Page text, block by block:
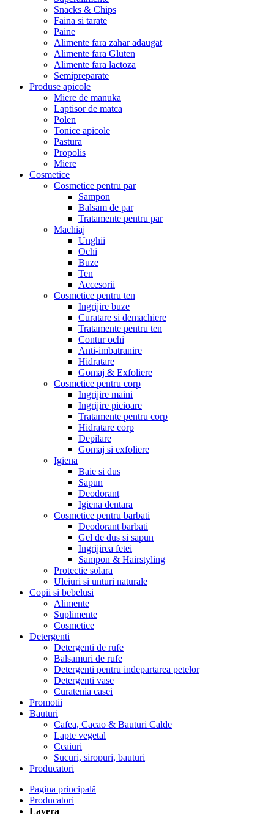
Snacks & Chips
Faina si tarate
Paine
Alimente fara zahar adaugat
Alimente fara Gluten
Alimente fara lactoza
Semipreparate
Produse apicole
Miere de manuka
Laptisor de matca
Polen
Tonice apicole
Pastura
Propolis
Miere
Cosmetice
Cosmetice pentru par
Sampon
Balsam de par
Tratamente pentru par
Machiaj
Unghii
Ochi
Buze
Ten
Accesorii
Cosmetice pentru ten
Ingrijire buze
Curatare si demachiere
Tratamente pentru ten
Contur ochi
Anti-imbatranire
Hidratare
Gomaj & Exfoliere
Cosmetice pentru corp
Ingrijire maini
Ingrijire picioare
Tratamente pentru corp
Hidratare corp
Depilare
Gomaj si exfoliere
Igiena
Baie si dus
Sapun
Deodorant
Igiena dentara
Cosmetice pentru barbati
Deodorant barbati
Gel de dus si sapun
Ingrijirea fetei
Sampon & Hairstyling
Protectie solara
Uleiuri si unturi naturale
Copii si bebelusi
Alimente
Suplimente
Cosmetice
Detergenti
Detergenti de rufe
Balsamuri de rufe
Detergenti pentru indepartarea petelor
Detergenti vase
Curatenia casei
Promotii
Bauturi
Cafea, Cacao & Bauturi Calde
Lapte vegetal
Ceaiuri
Sucuri, siropuri, bauturi
Producatori
Pagina principală
Producatori
Lavera